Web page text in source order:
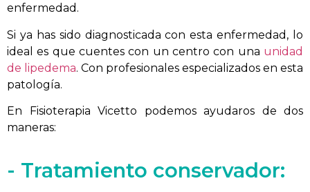
enfermedad.
Si ya has sido diagnosticada con esta enfermedad, lo
ideal es que cuentes con un centro con una unidad
de lipedema. Con profesionales especializados en esta
patología.
En Fisioterapia Vicetto podemos ayudaros de dos
maneras:
- Tratamiento conservador: